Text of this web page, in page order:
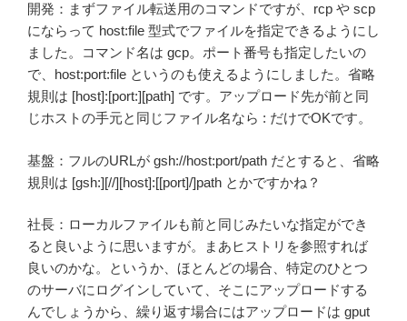
開発：まずファイル転送用のコマンドですが、rcp や scp
にならって host:file 型式でファイルを指定できるようにし
ました。コマンド名は gcp。ポート番号も指定したいの
で、host:port:file というのも使えるようにしました。省略
規則は [host]:[port:][path] です。アップロード先が前と同
じホストの手元と同じファイル名なら : だけでOKです。
基盤：フルのURLが gsh://host:port/path だとすると、省略
規則は [gsh:][//][host]:[[port]/]path とかですかね？
社長：ローカルファイルも前と同じみたいな指定ができ
ると良いように思いますが。まあヒストリを参照すれば
良いのかな。というか、ほとんどの場合、特定のひとつ
のサーバにログインしていて、そこにアップロードする
んでしょうから、繰り返す場合にはアップロードは gput